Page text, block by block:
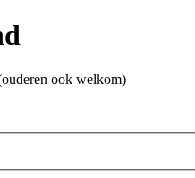
ook welkom)